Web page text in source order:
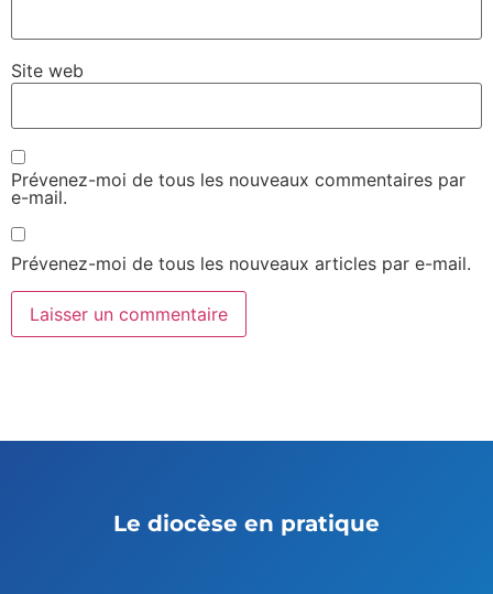
Site web
Prévenez-moi de tous les nouveaux commentaires par
e-mail.
Prévenez-moi de tous les nouveaux articles par e-mail.
Le diocèse en pratique